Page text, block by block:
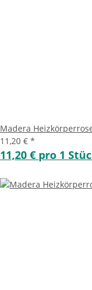
Madera
11,20 € *
11,20 € pro 1